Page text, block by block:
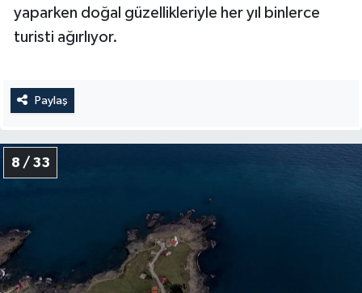
yaparken doğal güzellikleriyle her yıl binlerce
turisti ağırlıyor.
Paylaş
8 / 33
Zonguldak Müftülüğü